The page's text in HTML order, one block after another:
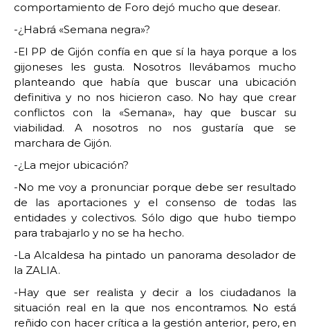
comportamiento de Foro dejó mucho que desear.
-¿Habrá «Semana negra»?
-El PP de Gijón confía en que sí la haya porque a los
gijoneses les gusta. Nosotros llevábamos mucho
planteando que había que buscar una ubicación
definitiva y no nos hicieron caso. No hay que crear
conflictos con la «Semana», hay que buscar su
viabilidad. A nosotros no nos gustaría que se
marchara de Gijón.
-¿La mejor ubicación?
-No me voy a pronunciar porque debe ser resultado
de las aportaciones y el consenso de todas las
entidades y colectivos. Sólo digo que hubo tiempo
para trabajarlo y no se ha hecho.
-La Alcaldesa ha pintado un panorama desolador de
la ZALIA.
-Hay que ser realista y decir a los ciudadanos la
situación real en la que nos encontramos. No está
reñido con hacer crítica a la gestión anterior, pero, en